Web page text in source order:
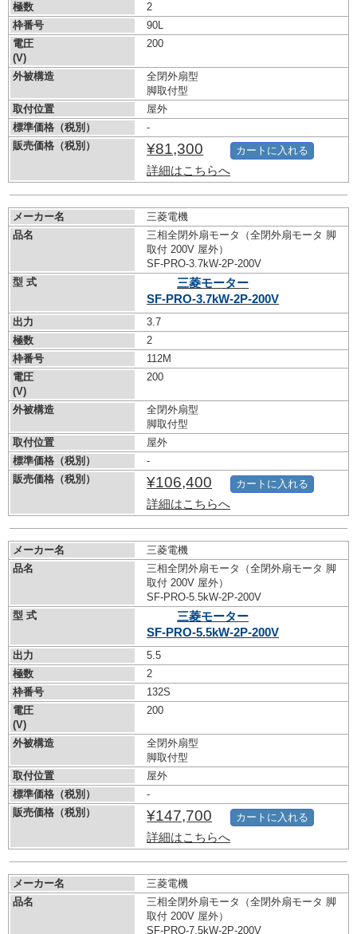
極数
2
枠番号
90L
電圧
(V)
200
外被構造
全閉外扇型
脚取付型
取付位置
屋外
標準価格（税別）
-
販売価格（税別）
¥81,300
詳細はこちらへ
カートに入れる
メーカー名
三菱電機
品名
三相全閉外扇モータ（全閉外扇モータ 脚
取付 200V 屋外）
SF-PRO-3.7kW-2P-200V
型 式
三菱モーター
SF-PRO-3.7kW-2P-200V
出力
3.7
極数
2
枠番号
112M
電圧
(V)
200
外被構造
全閉外扇型
脚取付型
取付位置
屋外
標準価格（税別）
-
販売価格（税別）
¥106,400
詳細はこちらへ
カートに入れる
メーカー名
三菱電機
品名
三相全閉外扇モータ（全閉外扇モータ 脚
取付 200V 屋外）
SF-PRO-5.5kW-2P-200V
型 式
三菱モーター
SF-PRO-5.5kW-2P-200V
出力
5.5
極数
2
枠番号
132S
電圧
(V)
200
外被構造
全閉外扇型
脚取付型
取付位置
屋外
標準価格（税別）
-
販売価格（税別）
¥147,700
詳細はこちらへ
カートに入れる
メーカー名
三菱電機
品名
三相全閉外扇モータ（全閉外扇モータ 脚
取付 200V 屋外）
SF-PRO-7.5kW-2P-200V